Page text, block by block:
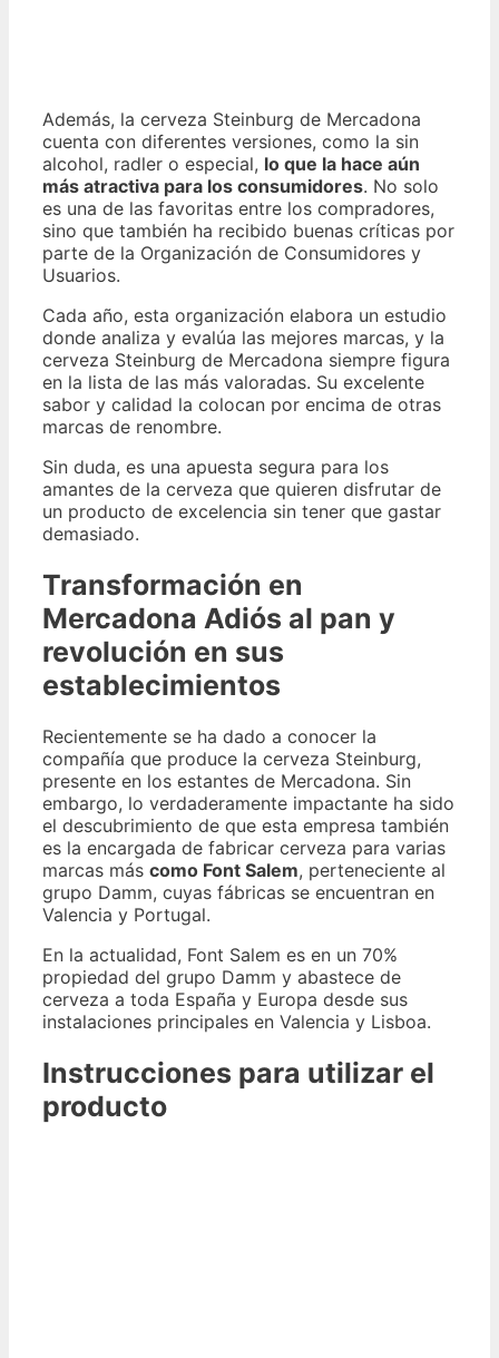
Además, la cerveza Steinburg de Mercadona
cuenta con diferentes versiones, como la sin
alcohol, radler o especial, lo que la hace aún
más atractiva para los consumidores. No solo
es una de las favoritas entre los compradores,
sino que también ha recibido buenas críticas por
parte de la Organización de Consumidores y
Usuarios.
Cada año, esta organización elabora un estudio
donde analiza y evalúa las mejores marcas, y la
cerveza Steinburg de Mercadona siempre figura
en la lista de las más valoradas. Su excelente
sabor y calidad la colocan por encima de otras
marcas de renombre.
Sin duda, es una apuesta segura para los
amantes de la cerveza que quieren disfrutar de
un producto de excelencia sin tener que gastar
demasiado.
Transformación en
Mercadona Adiós al pan y
revolución en sus
establecimientos
Recientemente se ha dado a conocer la
compañía que produce la cerveza Steinburg,
presente en los estantes de Mercadona. Sin
embargo, lo verdaderamente impactante ha sido
el descubrimiento de que esta empresa también
es la encargada de fabricar cerveza para varias
marcas más como Font Salem, perteneciente al
grupo Damm, cuyas fábricas se encuentran en
Valencia y Portugal.
En la actualidad, Font Salem es en un 70%
propiedad del grupo Damm y abastece de
cerveza a toda España y Europa desde sus
instalaciones principales en Valencia y Lisboa.
Instrucciones para utilizar el
producto